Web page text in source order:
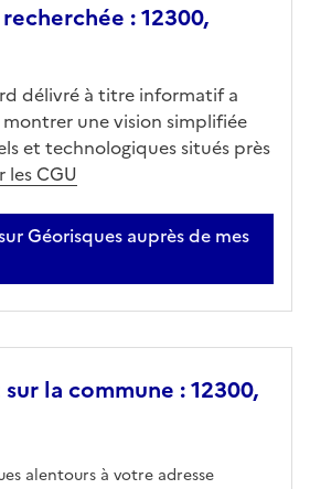
: 12300,
délivré à titre informatif a
une vision simplifiée
et technologiques situés près
les CGU
Géorisques auprès de mes
la commune : 12300,
alentours à votre adresse